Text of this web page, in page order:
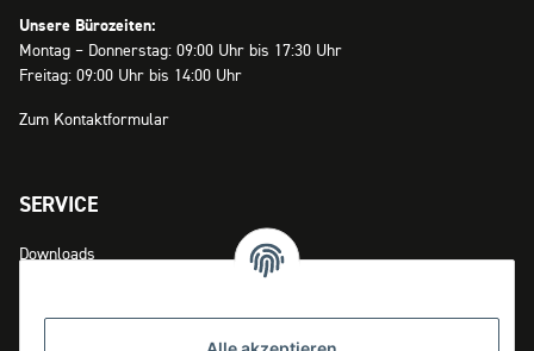
Unsere Bürozeiten:
Montag – Donnerstag: 09:00 Uhr bis 17:30 Uhr
Freitag: 09:00 Uhr bis 14:00 Uhr
Zum Kontaktformular
SERVICE
Downloads